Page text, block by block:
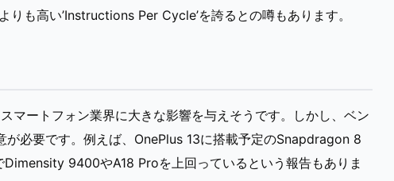
も高い’Instructions Per Cycle’を誇るとの噂もあります。
ートフォン業界に大きな影響を与えそうです。しかし、ベン
必要です。例えば、OnePlus 13に搭載予定のSnapdragon 8
9400やA18 Proを上回っているという報告もありま